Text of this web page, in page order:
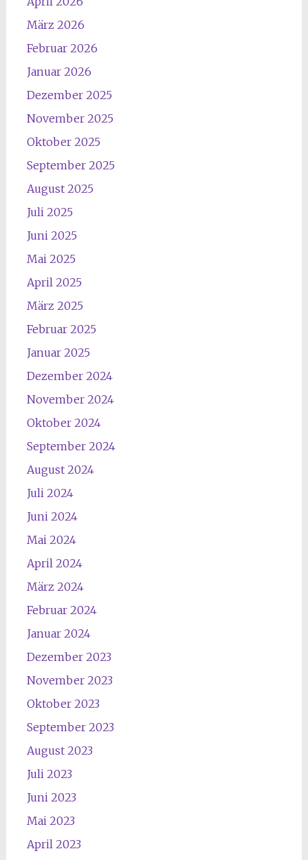
März 2026
Februar 2026
Januar 2026
Dezember 2025
November 2025
Oktober 2025
September 2025
August 2025
Juli 2025
Juni 2025
Mai 2025
April 2025
März 2025
Februar 2025
Januar 2025
Dezember 2024
November 2024
Oktober 2024
September 2024
August 2024
Juli 2024
Juni 2024
Mai 2024
April 2024
März 2024
Februar 2024
Januar 2024
Dezember 2023
November 2023
Oktober 2023
September 2023
August 2023
Juli 2023
Juni 2023
Mai 2023
April 2023